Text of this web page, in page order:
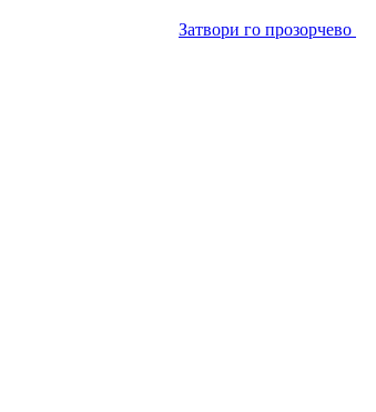
Затвори го прозорчево